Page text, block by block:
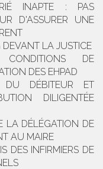
INAPTE : PAS
D'ASSURER UNE
LA JUSTICE
DE
DES EHPAD
DU DÉBITEUR ET
DILIGENTÉE
LA DÉLÉGATION DE
AU MAIRE
DES INFIRMIERS DE